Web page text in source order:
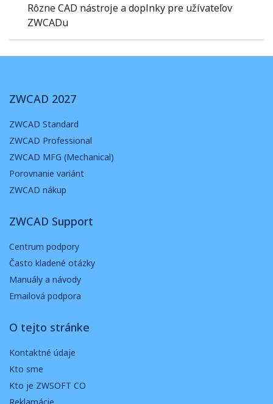
Rôzne CAD nástroje a doplnky pre užívateľov
ZWCADu
ZWCAD 2027
ZWCAD Standard
ZWCAD Professional
ZWCAD MFG (Mechanical)
Porovnanie variánt
ZWCAD nákup
ZWCAD Support
Centrum podpory
Často kladené otázky
Manuály a návody
Emailová podpora
O tejto stránke
Kontaktné údaje
Kto sme
Kto je ZWSOFT CO
Reklamácie